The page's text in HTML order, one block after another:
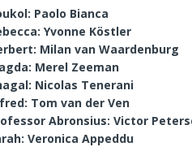
Paolo Bianca
Yvonne Köstler
Milan van Waardenburg
Merel Zeeman
Nicolas Tenerani
Tom van der Ven
Abronsius: Victor
Veronica Appeddu